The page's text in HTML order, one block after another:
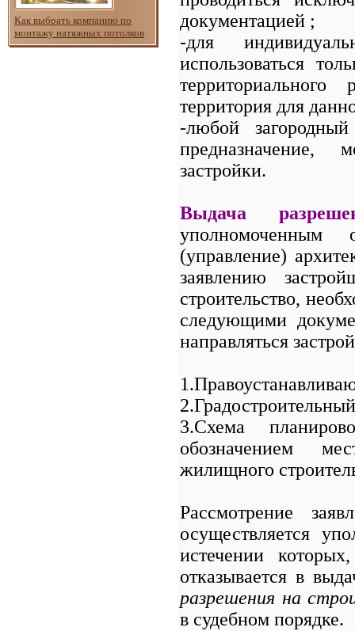
Как выбрать компанию по
монтажу натяжных потолков
документацией ;
-для
использоваться
территория для
-любой
предназначение,
застройки.
Выдача
уполномоченным
(управление)
заявлению
строительство,
следующими
направляться
3.Схема
обозначением
жилищного
Рассмотрение
осуществляется
истечении
отказывается в
разрешения на
в судебном порядке.